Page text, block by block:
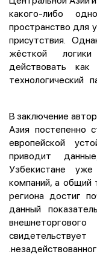
какого-либо
пространство для
присутствия.
жёсткой
действовать как
В заключение
Азия постепенно
европейской
приводит
Узбекистане
компаний, а общий
региона достиг
данный